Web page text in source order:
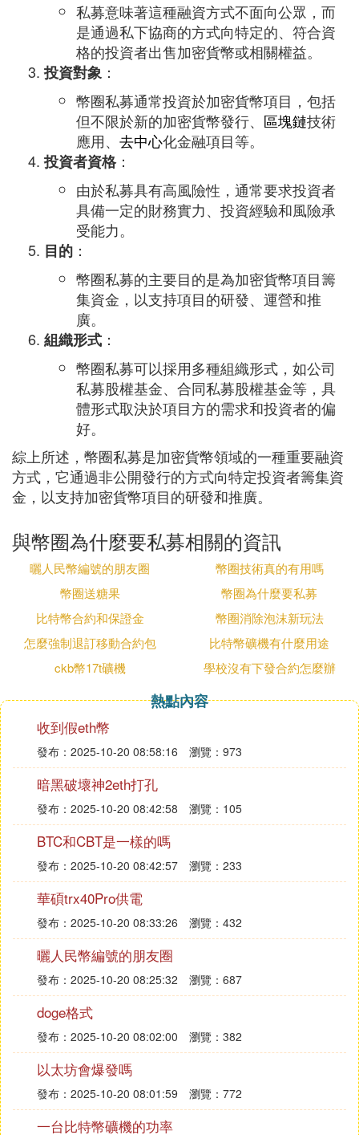
私募意味著這種融資方式不面向公眾，而
是通過私下協商的方式向特定的、符合資
格的投資者出售加密貨幣或相關權益。
投資對象 ：
幣圈私募通常投資於加密貨幣項目，包括
但不限於新的加密貨幣發行、 區塊鏈技術
應用、 去中心化金融項目等。
投資者資格：
由於私募具有高風險性，通常要求投資者
具備一定的財務實力、投資經驗和風險承
受能力。
目的 ：
幣圈私募的主要目的是為加密貨幣項目籌
集資金，以支持項目的研發、運營和推
廣。
組織形式 ：
幣圈私募可以採用多種組織形式，如公司
私募股權基金、合同私募股權基金等，具
體形式取決於項目方的需求和投資者的偏
好。
綜上所述，幣圈私募是加密貨幣領域的一種重要融資
方式，它通過非公開發行的方式向特定投資者籌集資
金，以支持加密貨幣項目的研發和推廣。
與幣圈為什麼要私募相關的資訊
曬人民幣編號的朋友圈
幣圈技術真的有用嗎
幣圈送糖果
幣圈為什麼要私募
比特幣合約和保證金
幣圈消除泡沫新玩法
怎麼強制退訂移動合約包
比特幣礦機有什麼用途
ckb幣17t礦機
學校沒有下發合約怎麼辦
熱點內容
收到假eth幣
發布：2025-10-20 08:58:16 瀏覽：973
暗黑破壞神2eth打孔
發布：2025-10-20 08:42:58 瀏覽：105
BTC和CBT是一樣的嗎
發布：2025-10-20 08:42:57 瀏覽：233
華碩trx40Pro供電
發布：2025-10-20 08:33:26 瀏覽：432
曬人民幣編號的朋友圈
發布：2025-10-20 08:25:32 瀏覽：687
doge格式
發布：2025-10-20 08:02:00 瀏覽：382
以太坊會爆發嗎
發布：2025-10-20 08:01:59 瀏覽：772
一台比特幣礦機的功率